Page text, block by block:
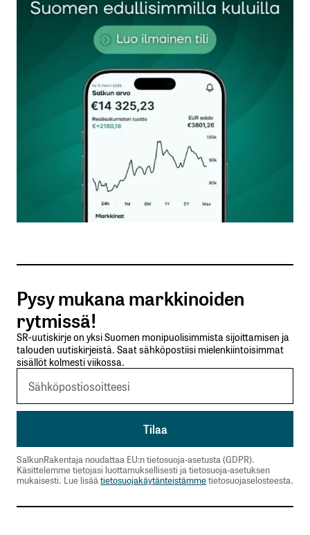
Sähköpostiosoitettasi ei julkaista.Pakolliset
kentät on merkitty*
Kommentti*
Nimesi tai nimimerkkisi
Sähköpostiosoitteesi
Tilaa SalkunRakentajan uutiskirje
Lähetä kommentti
Pysy mukana markkinoiden
rytmissä!
SR-uutiskirje on yksi Suomen monipuolisimmista sijoittamisen ja
talouden uutiskirjeistä. Saat sähköpostiisi mielenkiintoisimmat
sisällöt kolmesti viikossa.
SalkunRakentaja noudattaa EU:n tietosuoja-asetusta (GDPR).
Käsittelemme tietojasi luottamuksellisesti ja tietosuoja-asetuksen
mukaisesti. Lue lisää tietosuojakäytänteistämmetietosuojaselosteesta.